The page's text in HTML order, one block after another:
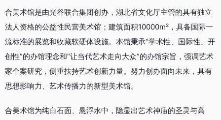
合美术馆是由光谷联合集团创办，湖北省文化厅主管的具有独立
法人资格的公益性民营美术馆；建筑面积10000m²，具备国际一
流标准的展览和收藏软硬体设施。本馆秉承“学术性、国际性、开
创性”的办馆理念和“让当代艺术走向大众”的办馆宗旨，强调艺术
家个案研究，侧重扶持艺术创新力量。努力创办面向未来，具有
思想影响力、艺术传播力的新型美术馆。
合美术馆为纯白石面、悬浮水中，隐显出艺术神庙的圣灵与高